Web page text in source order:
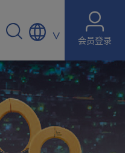
∨ 会员登录